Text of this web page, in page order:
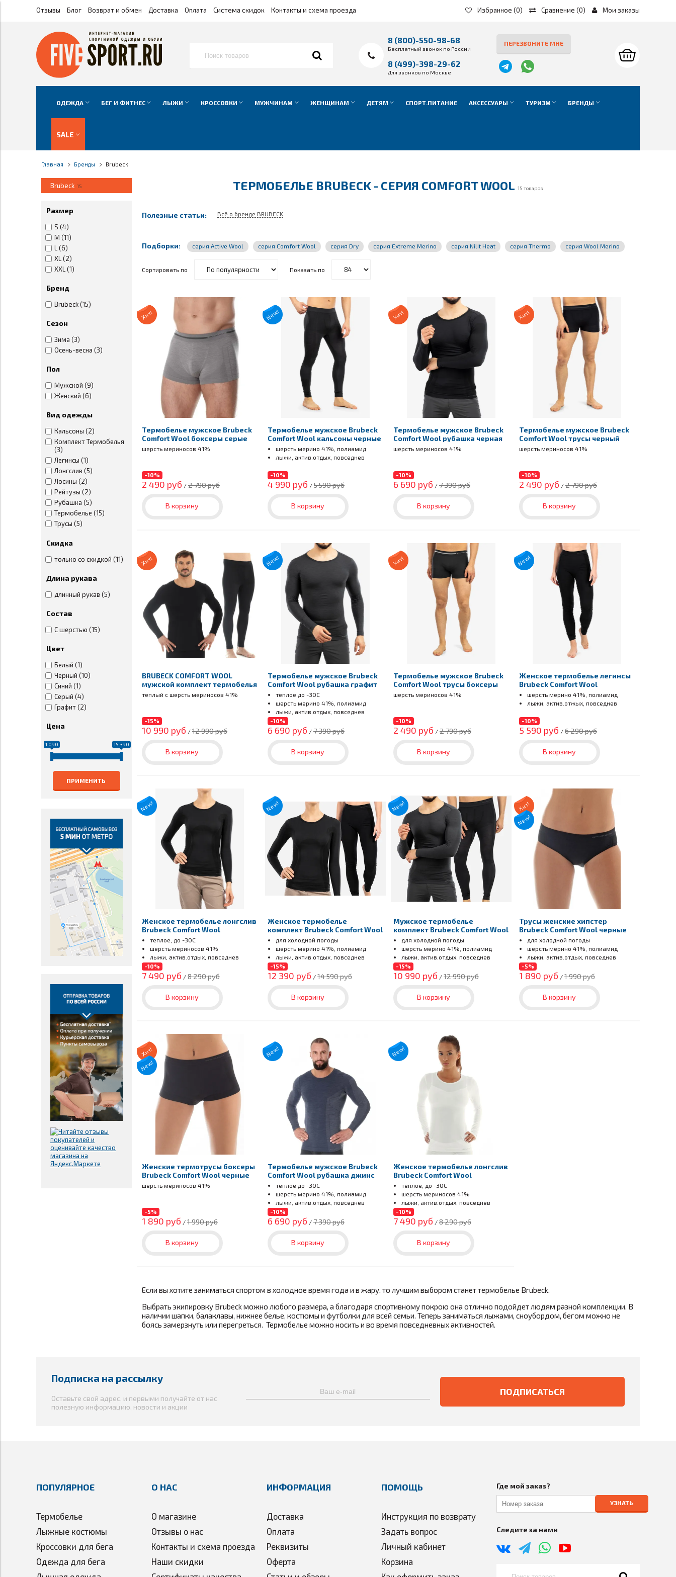
Избранное (0) Сравнение (0) Мои заказы
Отзывы Блог Возврат и обмен Доставка Оплата Система скидок Контакты и схема проезда
8 (800)-550-98-68
Бесплатный звонок по России
8 (499)-398-29-62
Для звонков по Москве
ПЕРЕЗВОНИТЕ МНЕ
ОДЕЖДА БЕГ И ФИТНЕС ЛЫЖИ КРОССОВКИ МУЖЧИНАМ ЖЕНЩИНАМ ДЕТЯМ СПОРТ.ПИТАНИЕ АКСЕССУАРЫ ТУРИЗМ БРЕНДЫ
SALE
Главная Бренды Brubeck
Brubeck 15
Размер
S (4)
M (11)
L (6)
XL (2)
XXL (1)
Бренд
Brubeck (15)
Сезон
Зима (3)
Осень-весна (3)
Пол
Мужской (9)
Женский (6)
Вид одежды
Кальсоны (2)
Комплект Термобелья
(3)
Легинсы (1)
Лонгслив (5)
Лосины (2)
Рейтузы (2)
Рубашка (5)
Термобелье (15)
Трусы (5)
Скидка
только со скидкой (11)
Длина рукава
длинный рукав (5)
Состав
С шерстью (15)
Цвет
Белый (1)
Черный (10)
Синий (1)
Серый (4)
Графит (2)
Цена
1 090 15 390
ПРИМЕНИТЬ
ТЕРМОБЕЛЬЕ BRUBECK - СЕРИЯ COMFORT WOOL 15 товаров
Полезные статьи: Всё о бренде BRUBECK
Подборки: серия Active Wool серия Comfort Wool серия Dry серия Extreme Merino серия Nilit Heat серия Thermo серия Wool Merino
Сортировать по Показать по
Хит!
Термобелье мужское Brubeck
Comfort Wool боксеры серые
шерсть мериносов 41%
-10%
2 490 руб / 2 790 руб
В корзину
New!
Термобелье мужское Brubeck
Comfort Wool кальсоны черные
шерсть мерино 41%, полиамид
лыжи, актив.отдых, повседнев
-10%
4 990 руб / 5 590 руб
В корзину
Хит!
Термобелье мужское Brubeck
Comfort Wool рубашка черная
шерсть мериносов 41%
-10%
6 690 руб / 7 390 руб
В корзину
Хит!
Термобелье мужское Brubeck
Comfort Wool трусы черный
шерсть мериносов 41%
-10%
2 490 руб / 2 790 руб
В корзину
Хит!
BRUBECK COMFORT WOOL
мужской комплект термобелья
черный
теплый с шерсть мериносов 41%
-15%
10 990 руб / 12 990 руб
В корзину
New!
Термобелье мужское Brubeck
Comfort Wool рубашка графит
теплое до -30С
шерсть мерино 41%, полиамид
лыжи, актив.отдых, повседнев
-10%
6 690 руб / 7 390 руб
В корзину
Хит!
Термобелье мужское Brubeck
Comfort Wool трусы боксеры
графит
шерсть мериносов 41%
-10%
2 490 руб / 2 790 руб
В корзину
New!
Женское термобелье легинсы
Brubeck Comfort Wool
шерсть мерино 41%, полиамид
лыжи, актив.отжых, повседнев
-10%
5 590 руб / 6 290 руб
В корзину
New!
Женское термобелье лонгслив
Brubeck Comfort Wool
теплое, до -30С
шерсть мериносов 41%
лыжи, актив.отдых, повседнев
-10%
7 490 руб / 8 290 руб
В корзину
New!
Женское термобелье
комплект Brubeck Comfort Wool
для холодной погоды
шерсть мерино 41%, полиамид
лыжи, актив.отдых, повседнев
-15%
12 390 руб / 14 590 руб
В корзину
New!
Мужское термобелье
комплект Brubeck Comfort Wool
для холодной погоды
шерсть мерино 41%, полиамид
лыжи, актив.отдых, повседнев
-15%
10 990 руб / 12 990 руб
В корзину
Хит!
New!
Трусы женские хипстер
Brubeck Comfort Wool черные
для холодной погоды
шерсть мерино 41%, полиамид
лыжи, актив.отдых, повседнев
-5%
1 890 руб / 1 990 руб
В корзину
Хит!
New!
Женские термотрусы боксеры
Brubeck Comfort Wool черные
шерсть мериносов 41%
-5%
1 890 руб / 1 990 руб
В корзину
New!
Термобелье мужское Brubeck
Comfort Wool рубашка джинс
теплое до -30С
шерсть мерино 41%, полиамид
лыжи, актив.отдых, повседнев
-10%
6 690 руб / 7 390 руб
В корзину
New!
Женское термобелье лонгслив
Brubeck Comfort Wool
кремовый
теплое, до -30С
шерсть мериносов 41%
лыжи, актив.отдых, повседнев
-10%
7 490 руб / 8 290 руб
В корзину
Если вы хотите заниматься спортом в холодное время года и в жару, то лучшим выбором станет термобелье Brubeck.
Выбрать экипировку Brubeck можно любого размера, а благодаря спортивному покрою она отлично подойдет людям разной комплекции. В
наличии шапки, балаклавы, нижнее белье, костюмы и футболки для всей семьи. Теперь заниматься лыжами, сноубордом, бегом можно не
боясь замерзнуть или перегреться. Термобелье можно носить и во время повседневных активностей.
Подписка на рассылку
Оставьте свой адрес, и первыми получайте от нас
полезную информацию, новости и акции
ПОПУЛЯРНОЕ
Термобелье
Лыжные костюмы
Кроссовки для бега
Одежда для бега
О НАС
О магазине
Отзывы о нас
Контакты и схема проезда
Наши скидки
ИНФОРМАЦИЯ
Доставка
Оплата
Реквизиты
Оферта
ПОМОЩЬ
Инструкция по возврату
Задать вопрос
Личный кабинет
Корзина
Где мой заказ?
УЗНАТЬ
Следите за нами